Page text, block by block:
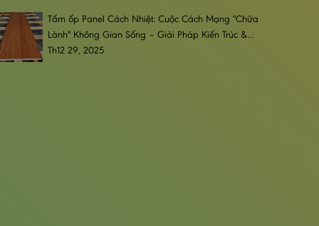
Tấm ốp Panel Cách Nhiệt: Cuộc Cách Mạng "Chữa
Lành" Không Gian Sống – Giải Pháp Kiến Trúc &
Phong Cách Sống Đương Đại
Th12 29, 2025